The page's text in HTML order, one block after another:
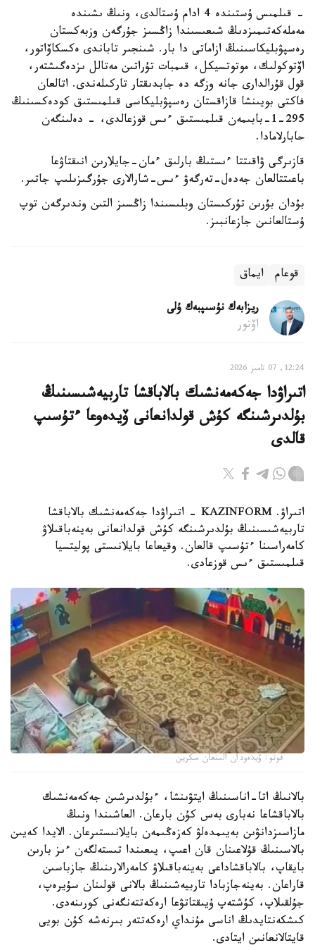
- قىلمىس ۇستىندە 4 ادام ۇستالدى، ونىڭ ىشىندە
مەملەكەتىمىزدىڭ شىعىسىندا زاڭسىز جۇرگەن وزبەكستان
رەسپۋبليكاسىنىڭ ازاماتى دا بار. شىنجىر تاباندى ەكسكاۆاتور،
اۆتوكولىك، موتوتسيكل، قىمبات تۇراتىن مەتالل ىزدەگىشتەر،
قول قۇرالدارى جانە وزگە دە جابدىقتار تاركىلەندى. اتالعان
فاكتى بويىنشا قازاقستان رەسپۋبليكاسى قىلمىستىق كودەكسىنىڭ
295-1-بابىمەن قىلمىستىق ءىس قوزعالدى، - دەلىنگەن
حابارلامادا.
قازىرگى ۋاقىتتا ءىستىڭ بارلىق ءمان-جايلارىن انىقتاۋعا
باعىتتالعان جەدەل-تەرگەۋ ءىس-شارالارى جۇرگىزىلىپ جاتىر.
بۇدان بۇرىن تۇركىستان وبلىسىندا زاڭسىز التىن وندىرگەن توپ
ۇستالعانىن جازعانبىز.
قوعام ايماق
ريزابەك نۇسىپبەك ۇلى
اۆتور
12:24, 07 تامىز 2026
اتىراۋدا جەكەمەنشىك بالاباقشا تاربيەشىسىنىڭ
بۇلدىرشىنگە كۇش قولدانعانى ۆيدەوعا ءتۇسىپ
قالدى
اتىراۋ. KAZINFORM - اتىراۋدا جەكەمەنشىك بالاباقشا
تاربيەشىسىنىڭ بۇلدىرشىنگە كۇش قولدانعانى بەينەباقىلاۋ
كامەراسىنا ءتۇسىپ قالعان. وقيعاعا بايلانىستى پوليتسيا
قىلمىستىق ءىس قوزعادى.
فوتو: ۆيدەودان الىنعان سكرين
بالانىڭ اتا-اناسىنىڭ ايتۋىنشا، ءبۇلدىرشىن جەكەمەنشىك
بالاباقشاعا نەبارى بەس كۇن بارعان. العاشىندا ونىڭ
مازاسىزدانۋىن بەيىمدەلۋ كەزەڭىمەن بايلانىستىرعان. الايدا كەيىن
بالاسىنىڭ قۇلاعىنان قان اعىپ، يىعىندا تىستەلگەن ءىز بارىن
بايقاپ، بالاباقشاداعى بەينەباقىلاۋ كامەرالارىنىڭ جازباسىن
قاراعان. بەينەجازبادا تاربيەشىنىڭ بالانى قولىنان سۇيرەپ،
جۇلقىلاپ، كۇشتەپ ۇيىقتاتۋعا ارەكەتتەنگەنى كورىنەدى.
كىشكەنتايدىڭ اناسى مۇنداي ارەكەتتەر بىرنەشە كۇن بويى
قايتالانعانىن ايتادى.